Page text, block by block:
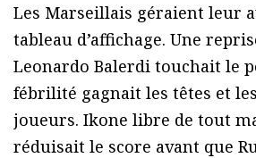
Les Marseillais géraient leur
tableau d’affichage. Une
Leonardo Balerdi touchait le
fébrilité gagnait les têtes et
joueurs. Ikone libre de tout
réduisait le score avant que